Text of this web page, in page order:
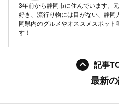
3年前から静岡市に住んでいます。
好き、流行り物には目がない、静
岡県内のグルメやオススメスポット
す！
記事
最新